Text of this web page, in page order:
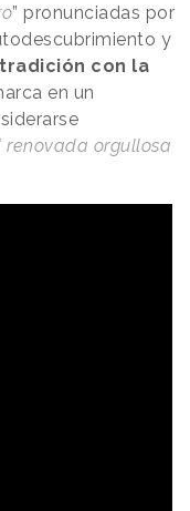
” pronunciadas por
y
con la
en un
renovada orgullosa